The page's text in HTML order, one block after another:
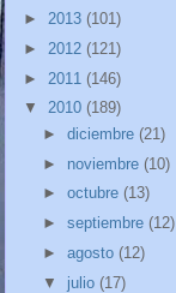
► 2013 (101)
► 2012 (121)
► 2011 (146)
▼ 2010 (189)
► diciembre (21)
► noviembre (10)
► octubre (13)
► septiembre (12)
► agosto (12)
▼ julio (17)